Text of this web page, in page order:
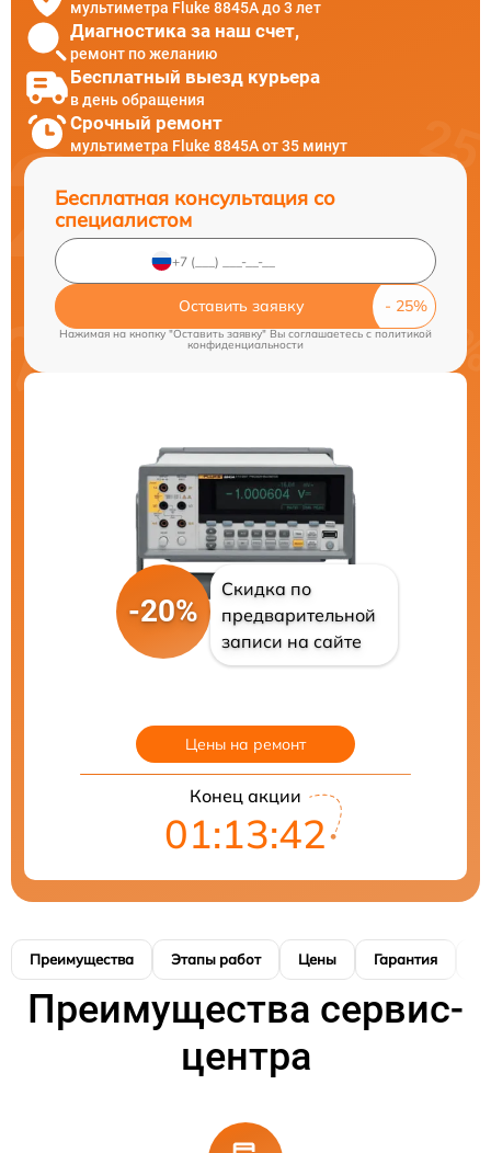
мультиметра Fluke 8845A до 3 лет
Диагностика за наш счет,
ремонт по желанию
Бесплатный выезд курьера
в день обращения
Срочный ремонт
мультиметра Fluke 8845A от 35 минут
Бесплатная консультация со
специалистом
Оставить заявку
Нажимая на кнопку "Оставить заявку" Вы соглашаетесь cполитикой
конфиденциальности
-20%
Скидка по
предварительной
записи на сайте
Цены на ремонт
Конец акции
01:13:41
Преимущества Этапы работ Цены Гарантия
Преимущества сервис-
центра